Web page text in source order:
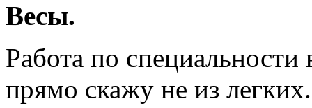
Весы.
Работа по специальности
прямо скажу не из